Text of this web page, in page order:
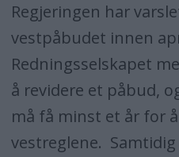
Regjeringen har
vestpåbudet innen
Redningsselskapet
å revidere et påbud,
må få minst et år for
vestreglene.